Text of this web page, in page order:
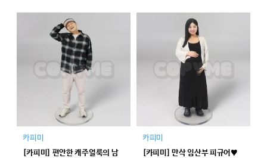
카피미
[카피미] 편안한 캐주얼룩의 남
카피미
[카피미] 만삭 임산부 피규어♥